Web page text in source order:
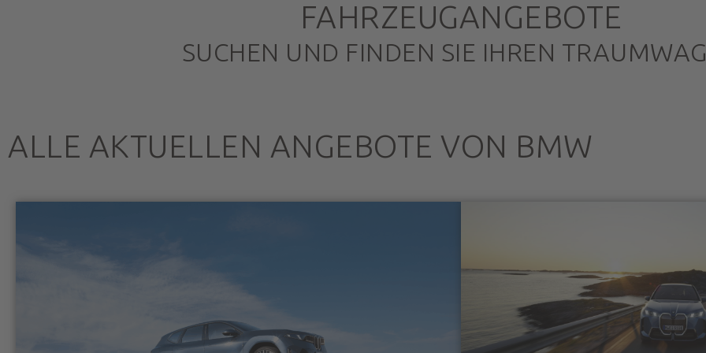
FAHRZEUGANGEBOTE
SUCHEN UND FINDEN SIE IHREN
ALLE AKTUELLEN ANGEBOTE VON BMW